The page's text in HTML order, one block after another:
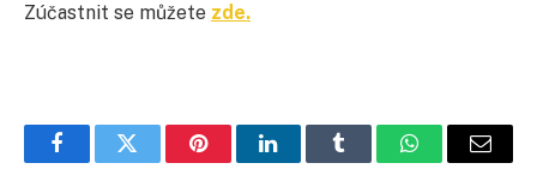
Zúčastnit se můžete zde.
FacebookTwitter PinterestLinkedInTumblr WhatsApp
E-